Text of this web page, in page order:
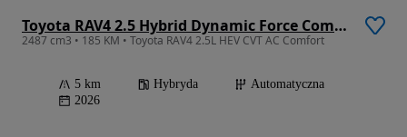
Toyota RAV4 2.5 Hybrid Dynamic Force Comfort 4x2 e-CVT
2487 cm3 • 185 KM • Toyota RAV4 2.5L HEV CVT AC Comfort
5 km Hybryda
Automatyczna
2026